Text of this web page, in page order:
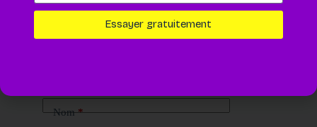
Nom*
Essayer gratuitement